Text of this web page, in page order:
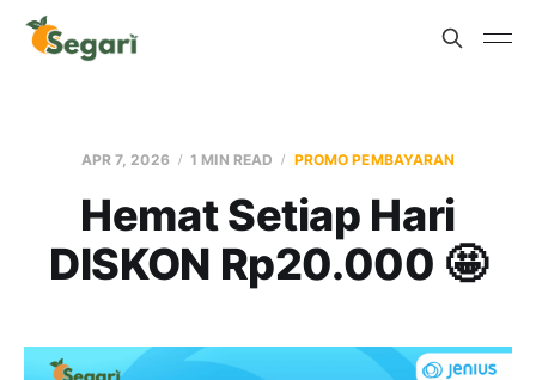
APR 7, 2026 1 MIN READ PROMO PEMBAYARAN
Hemat Setiap Hari
DISKON Rp20.000 🤩